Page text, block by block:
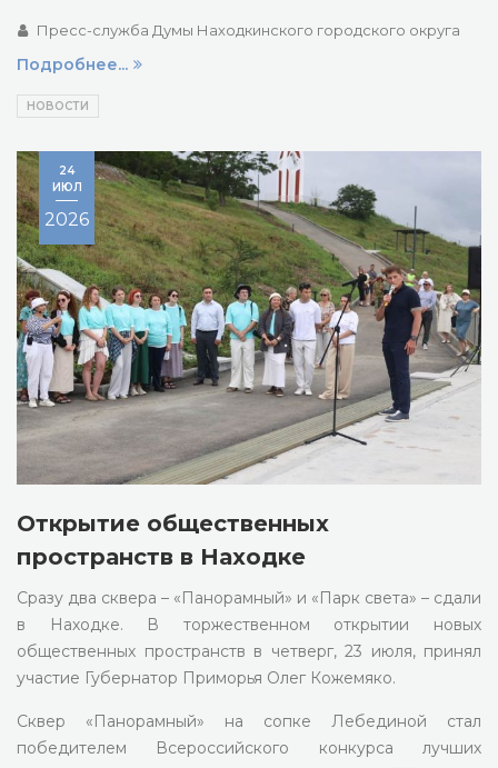
Пресс-служба Думы Находкинского городского округа
Подробнее...
НОВОСТИ
Открытие общественных
пространств в Находке
Сразу два сквера – «Панорамный» и «Парк света» – сдали
в Находке. В торжественном открытии новых
общественных пространств в четверг, 23 июля, принял
участие Губернатор Приморья Олег Кожемяко.
Сквер «Панорамный» на сопке Лебединой стал
победителем Всероссийского конкурса лучших
24
ИЮЛ
2026